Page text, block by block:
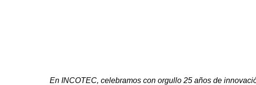
En INCOTEC, celebramos con orgullo 25 años de